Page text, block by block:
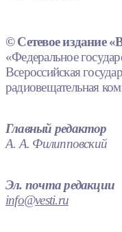
© Сетевое издание
«Федеральное
Всероссийская
радиовещательная
Главный редактор
А. А. Филипповский
Эл. почта редакции
info@vesti.ru